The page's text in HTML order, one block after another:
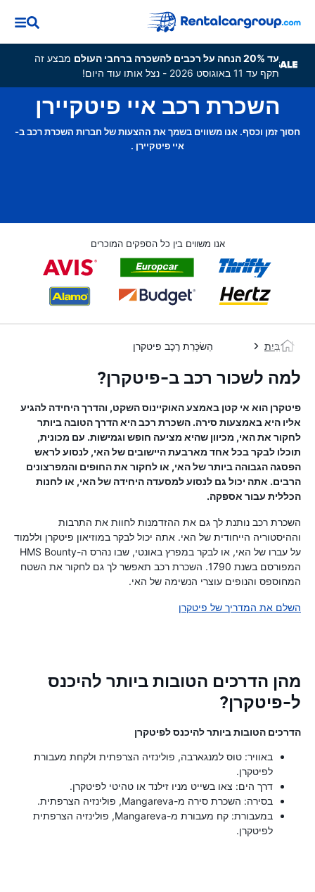
עד 20% הנחה על רכבים להשכרה ברחבי העולם
מבצע זה
תקף עד 11 באוגוסט 2026 - נצל אותו עוד היום!
השכרת רכב איי פיטקיירן
חסוך זמן וכסף. אנו משווים בשמך את ההצעות של חברות השכרת רכב ב-
איי פיטקיירן .
אנו משווים בין כל הספקים המוכרים
בַּיִת הַשׂכָּרַת רֶכֶב פיטקרן
למה לשכור רכב ב-פיטקרן?
פיטקרן הוא אי קטן באמצע האוקיינוס ​​השקט, והדרך היחידה להגיע
אליו היא באמצעות סירה. השכרת רכב היא הדרך הטובה ביותר
לחקור את האי, מכיוון שהיא מציעה חופש וגמישות. עם מכונית,
תוכלו לבקר בכל אחד מארבעת היישובים של האי, לנסוע לראש
הפסגה הגבוהה ביותר של האי, או לחקור את החופים והמפרצונים
הרבים. אתה יכול גם לנסוע למסעדה היחידה של האי, או לחנות
הכללית עבור אספקה.
השכרת רכב נותנת לך גם את ההזדמנות לחוות את התרבות
וההיסטוריה הייחודית של האי. אתה יכול לבקר במוזיאון פיטקרן וללמוד
על עברו של האי, או לבקר במפרץ באונטי, שבו נהרס ה-HMS Bounty
המפורסם בשנת 1790. השכרת רכב תאפשר לך גם לחקור את השטח
המחוספס והנופים עוצרי הנשימה של האי.
השלם את המדריך של פיטקרן
מהן הדרכים הטובות ביותר להיכנס
ל-פיטקרן?
הדרכים הטובות ביותר להיכנס לפיטקרן
באוויר: טוס למנגארבה, פולינזיה הצרפתית ולקחת מעבורת
לפיטקרן.
דרך הים: צאו בשייט מניו זילנד או טהיטי לפיטקרן.
בסירה: השכרת סירה מ-Mangareva, פולינזיה הצרפתית.
במעבורת: קח מעבורת מ-Mangareva, פולינזיה הצרפתית
לפיטקרן.